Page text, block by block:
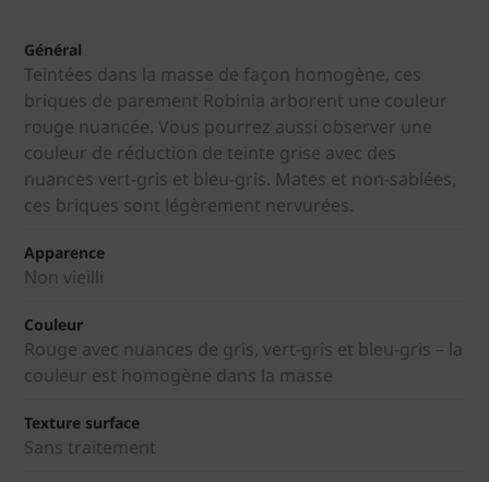
Général
Teintées dans la masse de façon homogène, ces
briques de parement Robinia arborent une couleur
rouge nuancée. Vous pourrez aussi observer une
couleur de réduction de teinte grise avec des
nuances vert-gris et bleu-gris. Mates et non-sablées,
ces briques sont légèrement nervurées.
Apparence
Non vieilli
Couleur
Rouge avec nuances de gris, vert-gris et bleu-gris – la
couleur est homogène dans la masse
Texture surface
Sans traitement